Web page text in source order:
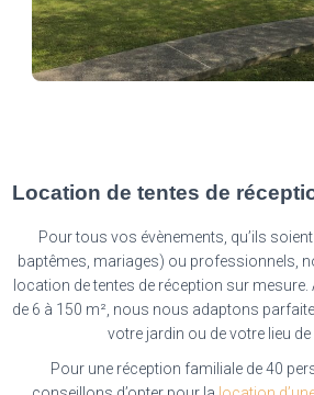
Location de tentes de
Pour tous vos évènements, qu’ils
baptêmes, mariages) ou professionnels,
location de tentes de réception sur
de 6 à 150 m², nous nous adaptons
votre jardin ou de votre lieu de
Pour une réception familiale de 40